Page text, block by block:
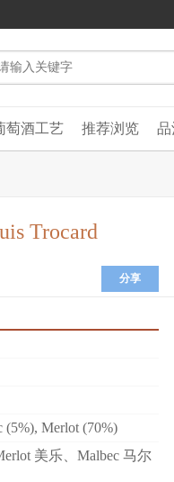
萄酒工艺 推荐浏览 品
Trocard
分享
(5%), Merlot (70%)
美乐
Malbec 马尔